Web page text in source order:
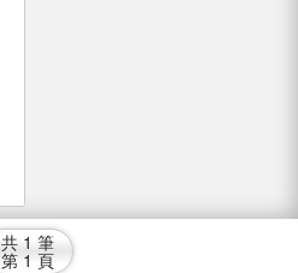
共 1 筆
第 1 頁